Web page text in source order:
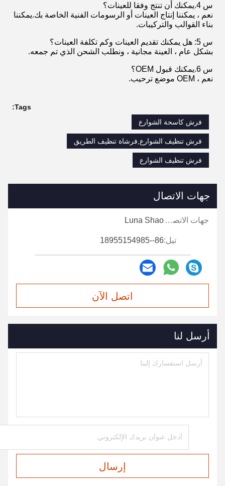
س 4.يمكنك أن تنتج وفقا للعينات؟
نعم ، يمكننا إنتاج العينات أو الرسومات الفنية الخاصة بك.يمكننا
بناء القوالب والتركيبات.
س 5: هل يمكنك تقديم العينات وكم تكلفة العينات؟
بشكل عام ، العينة مجانية ، ونطلب الشحن الذي تم جمعه.
س 6.يمكنك قبول OEM؟
نعم ، OEM موضع ترحيب.
Tags:
فرش كاسحة الشوارع
فرش تنظيف الشوارع,فرشاة تنظيف الطريق
فرش تنظيف الشوارع
جهات الاتصال
جهات الاتصال: Luna Shao
تيل:86--18955154985
اتصل الآن
أرسل لنا
إرسال